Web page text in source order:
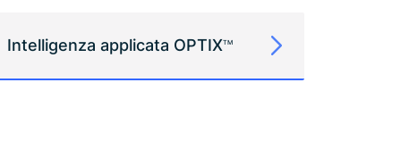
Intelligenza applicata OPTIXTM